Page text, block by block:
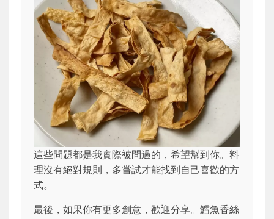
這些問題都是我實際被問過的，希望幫到你。料
理沒有絕對規則，多嘗試才能找到自己喜歡的方
式。
最後，如果你有更多創意，歡迎分享。鱈魚香絲